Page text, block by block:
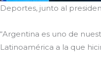
Deportes, junto al
“Argentina es uno de
Latinoamérica a la que